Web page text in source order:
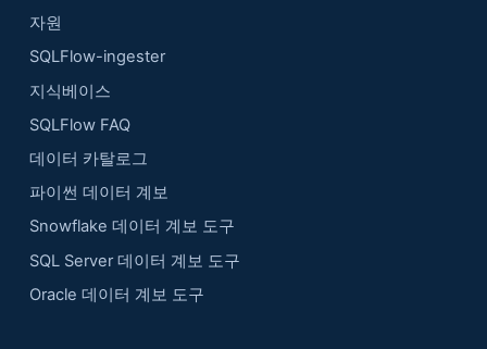
자원
SQLFlow-ingester
지식베이스
SQLFlow FAQ
데이터 카탈로그
파이썬 데이터 계보
Snowflake 데이터 계보 도구
SQL Server 데이터 계보 도구
Oracle 데이터 계보 도구